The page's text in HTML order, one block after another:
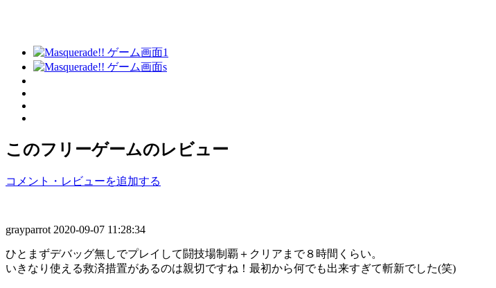
このフリーゲームのレビュー
コメント・レビューを追加する
grayparrot 2020-09-07 11:28:34
ひとまずデバッグ無しでプレイして闘技場制覇＋クリアまで８時間くらい。
いきなり使える救済措置があるのは親切ですね！最初から何でも出来すぎて斬新でした(笑)